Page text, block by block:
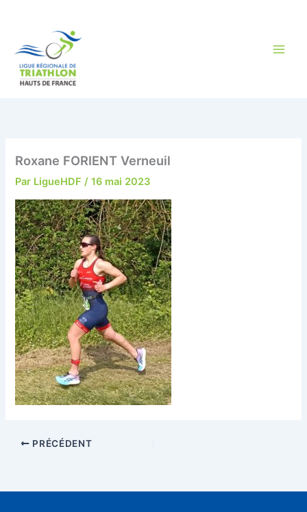
Roxane FORIENT Verneuil
Par LigueHDF/16 mai 2023
PRÉCÉDENT